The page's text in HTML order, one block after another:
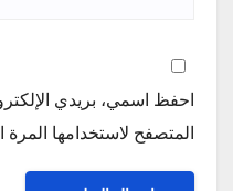
احفظ اسمي، بريدي
المتصفح لاستخدامها المرة